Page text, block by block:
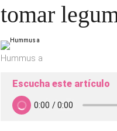
tomar
Hummus a
Escucha este artículo